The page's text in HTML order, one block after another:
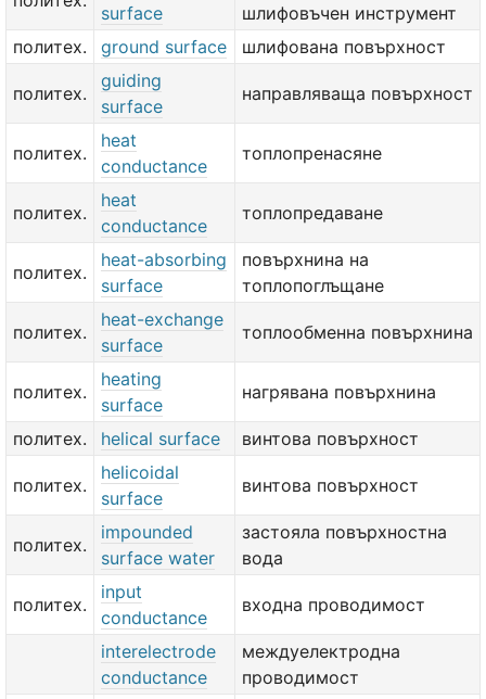
surface
шлифовъчен инструмент
политех.
ground surface шлифована повърхност
политех.
guiding
surface
направляваща повърхност
политех.
heat
conductance
топлопренасяне
политех.
heat
conductance
топлопредаване
политех.
heat-absorbing
surface
повърхнина на
топлопоглъщане
политех.
heat-exchange
surface
топлообменна повърхнина
политех.
heating
surface
нагрявана повърхнина
политех. helical surface винтова повърхност
политех.
helicoidal
surface
винтова повърхност
политех.
impounded
surface water
застояла повърхностна
вода
политех.
input
conductance
входна проводимост
interelectrode
conductance
междуелектродна
проводимост